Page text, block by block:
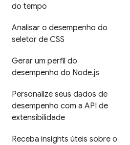
do tempo
Analisar o desempenho do
seletor de CSS
Gerar um perfil do
desempenho do Node.js
Personalize seus dados de
desempenho com a API de
extensibilidade
Receba insights úteis sobre o